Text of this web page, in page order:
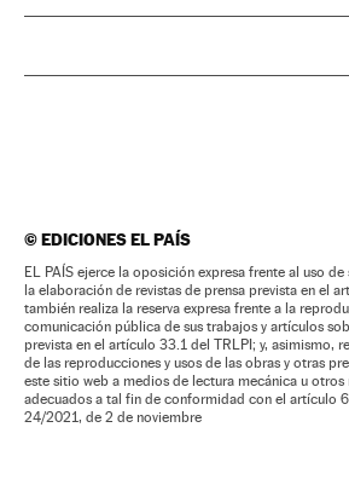
©EDICIONES EL PAÍS
EL PAÍS ejerce la oposición expresa frente al uso
la elaboración de revistas de prensa prevista en el
también realiza la reserva expresa frente a la
comunicación pública de sus trabajos y artículos
prevista en el artículo 33.1 del TRLPI; y, asimismo,
de las reproducciones y usos de las obras y otras
este sitio web a medios de lectura mecánica u otros
adecuados a tal fin de conformidad con el artículo
24/2021, de 2 de noviembre